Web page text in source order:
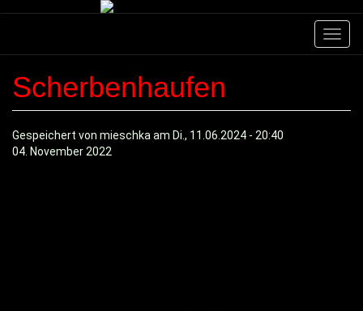
Scherbenhaufen
Gespeichert von mieschka am Di., 11.06.2024 - 20:40
04. November 2022